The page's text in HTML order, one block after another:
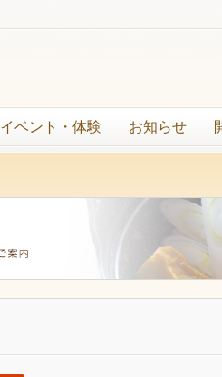
イベント・体験 お知らせ